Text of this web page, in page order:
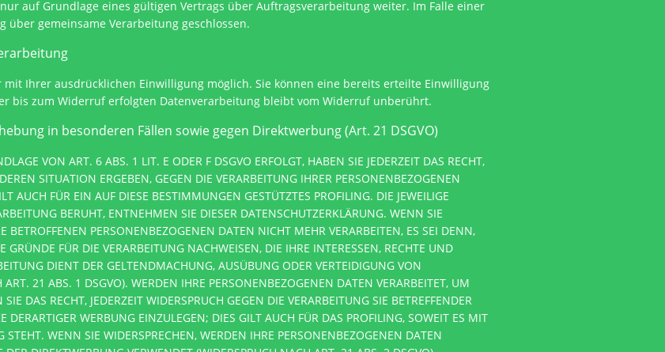
auf Grundlage eines gültigen Vertrags über Auftragsverarbeitung weiter. Im Falle einer
über gemeinsame Verarbeitung geschlossen.
Ihrer ausdrücklichen Einwilligung möglich. Sie können eine bereits erteilte Einwilligung
bis zum Widerruf erfolgten Datenverarbeitung bleibt vom Widerruf unberührt.
in besonderen Fällen sowie gegen Direktwerbung (Art. 21 DSGVO)
VON ART. 6 ABS. 1 LIT. E ODER F DSGVO ERFOLGT, HABEN SIE JEDERZEIT DAS RECHT,
SITUATION ERGEBEN, GEGEN DIE VERARBEITUNG IHRER PERSONENBEZOGENEN
AUCH FÜR EIN AUF DIESE BESTIMMUNGEN GESTÜTZTES PROFILING. DIE JEWEILIGE
BERUHT, ENTNEHMEN SIE DIESER DATENSCHUTZERKLÄRUNG. WENN SIE
BETROFFENEN PERSONENBEZOGENEN DATEN NICHT MEHR VERARBEITEN, ES SEI DENN,
FÜR DIE VERARBEITUNG NACHWEISEN, DIE IHRE INTERESSEN, RECHTE UND
DIENT DER GELTENDMACHUNG, AUSÜBUNG ODER VERTEIDIGUNG VON
21 ABS. 1 DSGVO). WERDEN IHRE PERSONENBEZOGENEN DATEN VERARBEITET, UM
DAS RECHT, JEDERZEIT WIDERSPRUCH GEGEN DIE VERARBEITUNG SIE BETREFFENDER
DERARTIGER WERBUNG EINZULEGEN; DIES GILT AUCH FÜR DAS PROFILING, SOWEIT ES MIT
WENN SIE WIDERSPRECHEN, WERDEN IHRE PERSONENBEZOGENEN DATEN